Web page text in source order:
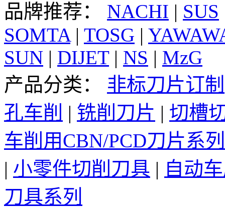
品牌推荐：
NACHI | SUS
SOMTA| TOSG |
SUN | DIJET| NS | MzG
产品分类：
非标刀片订制
孔车削 | 铣削刀片 | 切槽
车削用CBN/PCD刀片系列
| 小零件切削刀具 | 自动
刀具系列